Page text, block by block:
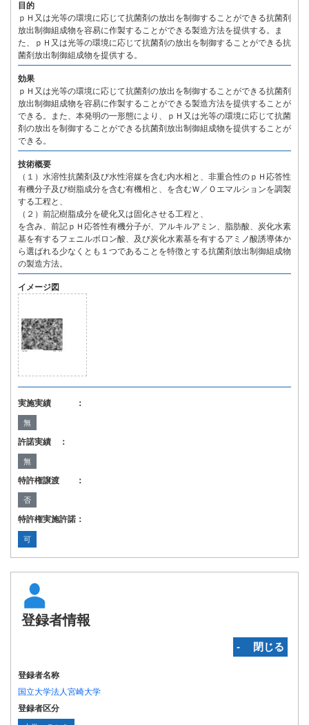
目的
ｐＨ又は光等の環境に応じて抗菌剤の放出を制御することができる抗菌剤
放出制御組成物を容易に作製することができる製造方法を提供する。ま
た、ｐＨ又は光等の環境に応じて抗菌剤の放出を制御することができる抗
菌剤放出制御組成物を提供する。
効果
ｐＨ又は光等の環境に応じて抗菌剤の放出を制御することができる抗菌剤
放出制御組成物を容易に作製することができる製造方法を提供することが
できる。また、本発明の一形態により、ｐＨ又は光等の環境に応じて抗菌
剤の放出を制御することができる抗菌剤放出制御組成物を提供することが
できる。
技術概要
（１）水溶性抗菌剤及び水性溶媒を含む内水相と、非重合性のｐＨ応答性
有機分子及び樹脂成分を含む有機相と、を含むＷ／Ｏエマルションを調製
する工程と、
（２）前記樹脂成分を硬化又は固化させる工程と、
を含み、前記ｐＨ応答性有機分子が、アルキルアミン、脂肪酸、炭化水素
基を有するフェニルボロン酸、及び炭化水素基を有するアミノ酸誘導体か
ら選ばれる少なくとも１つであることを特徴とする抗菌剤放出制御組成物
の製造方法。
イメージ図
実施実績 ：
無
許諾実績 ：
無
特許権譲渡 ：
否
特許権実施許諾：
可
登録者情報
‐ 閉じる
登録者名称
国立大学法人宮崎大学
登録者区分